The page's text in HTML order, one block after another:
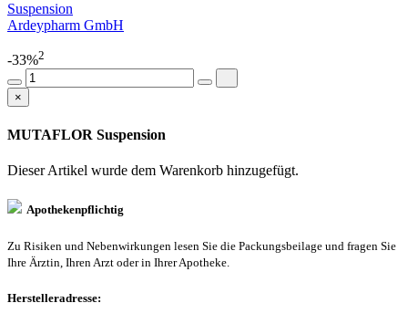
Suspension
Ardeypharm GmbH
-33%2
×
MUTAFLOR Suspension
Dieser Artikel wurde dem Warenkorb hinzugefügt.
Apothekenpflichtig
Zu Risiken und Nebenwirkungen lesen Sie die Packungsbeilage und fragen Sie
Ihre Ärztin, Ihren Arzt oder in Ihrer Apotheke.
Herstelleradresse: